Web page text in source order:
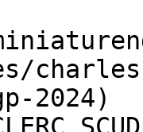
2024)